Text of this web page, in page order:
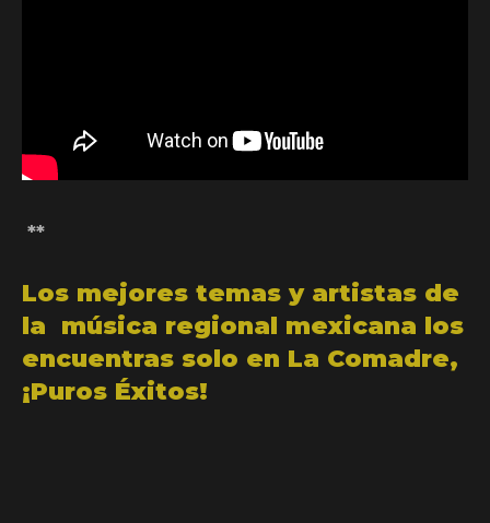
**
Los mejores temas y artistas de
la música regional mexicana los
encuentras solo en La Comadre,
¡Puros Éxitos!